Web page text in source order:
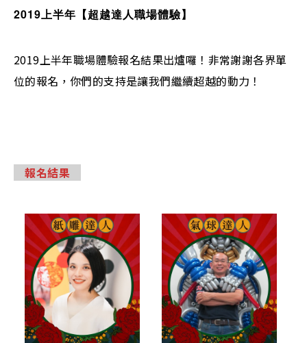
2019上半年【超越達人職場體驗】
2019上半年職場體驗報名結果出爐囉！非常謝謝各界單
位的報名，你們的支持是讓我們繼續超越的動力！
報名結果